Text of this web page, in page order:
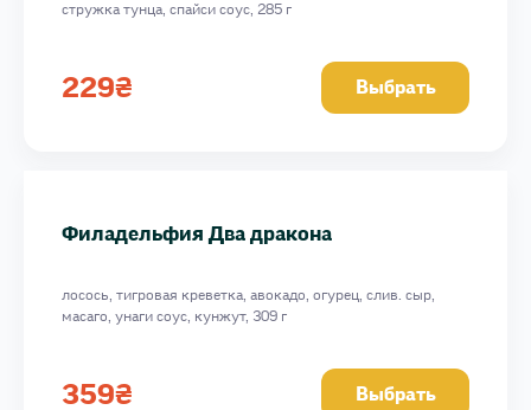
стружка тунца, спайси соус, 285 г
229₴ Выбрать
Филадельфия Два дракона
лосось, тигровая креветка, авокадо, огурец, слив. сыр,
масаго, унаги соус, кунжут, 309 г
359₴ Выбрать